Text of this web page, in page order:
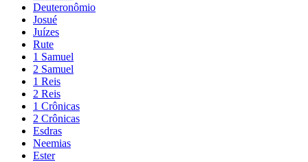
Deuteronômio
Josué
Juízes
Rute
1 Samuel
2 Samuel
1 Reis
2 Reis
1 Crônicas
2 Crônicas
Esdras
Neemias
Ester